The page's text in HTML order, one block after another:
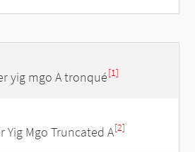
yig mgo A tronqué[1]
Yig Mgo Truncated A[2]